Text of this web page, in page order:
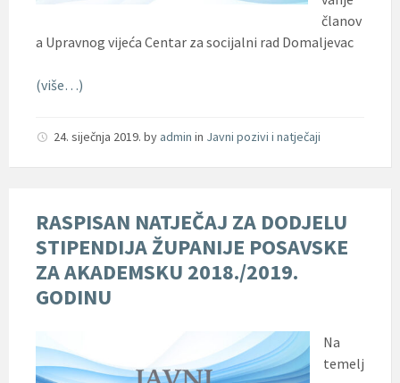
članov
a Upravnog vijeća Centar za socijalni rad Domaljevac
(više…)
24. siječnja 2019. by admin in Javni pozivi i natječaji
RASPISAN NATJEČAJ ZA DODJELU
STIPENDIJA ŽUPANIJE POSAVSKE
ZA AKADEMSKU 2018./2019.
GODINU
Na
temelj